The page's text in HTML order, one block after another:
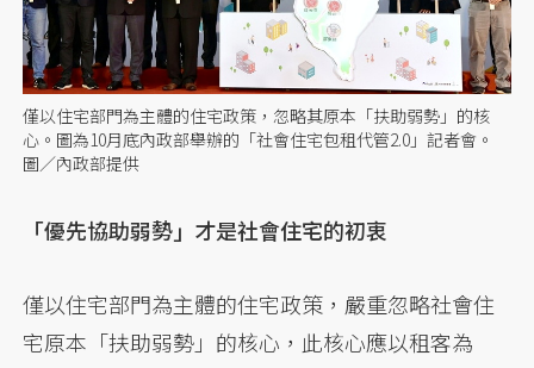
僅以住宅部門為主體的住宅政策，忽略其原本「扶助弱勢」的核
心。圖為10月底內政部舉辦的「社會住宅包租代管2.0」記者會。
圖／內政部提供
「優先協助弱勢」才是社會住宅的初衷
僅以住宅部門為主體的住宅政策，嚴重忽略社會住
宅原本「扶助弱勢」的核心，此核心應以租客為